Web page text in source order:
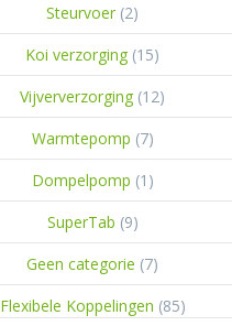
Steurvoer 22
producten
Koi verzorging 1515
producten
Vijververzorging 1212
producten
Warmtepomp 77
producten
Dompelpomp 1 1
product
SuperTab 99
producten
Geen categorie 77
producten
Flexibele Koppelingen 8585